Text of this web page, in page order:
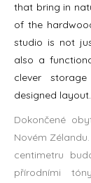
that bring in
of the
studio is not
also a
clever
designed layout.
Dokončené
Novém
centimetru
přírodními